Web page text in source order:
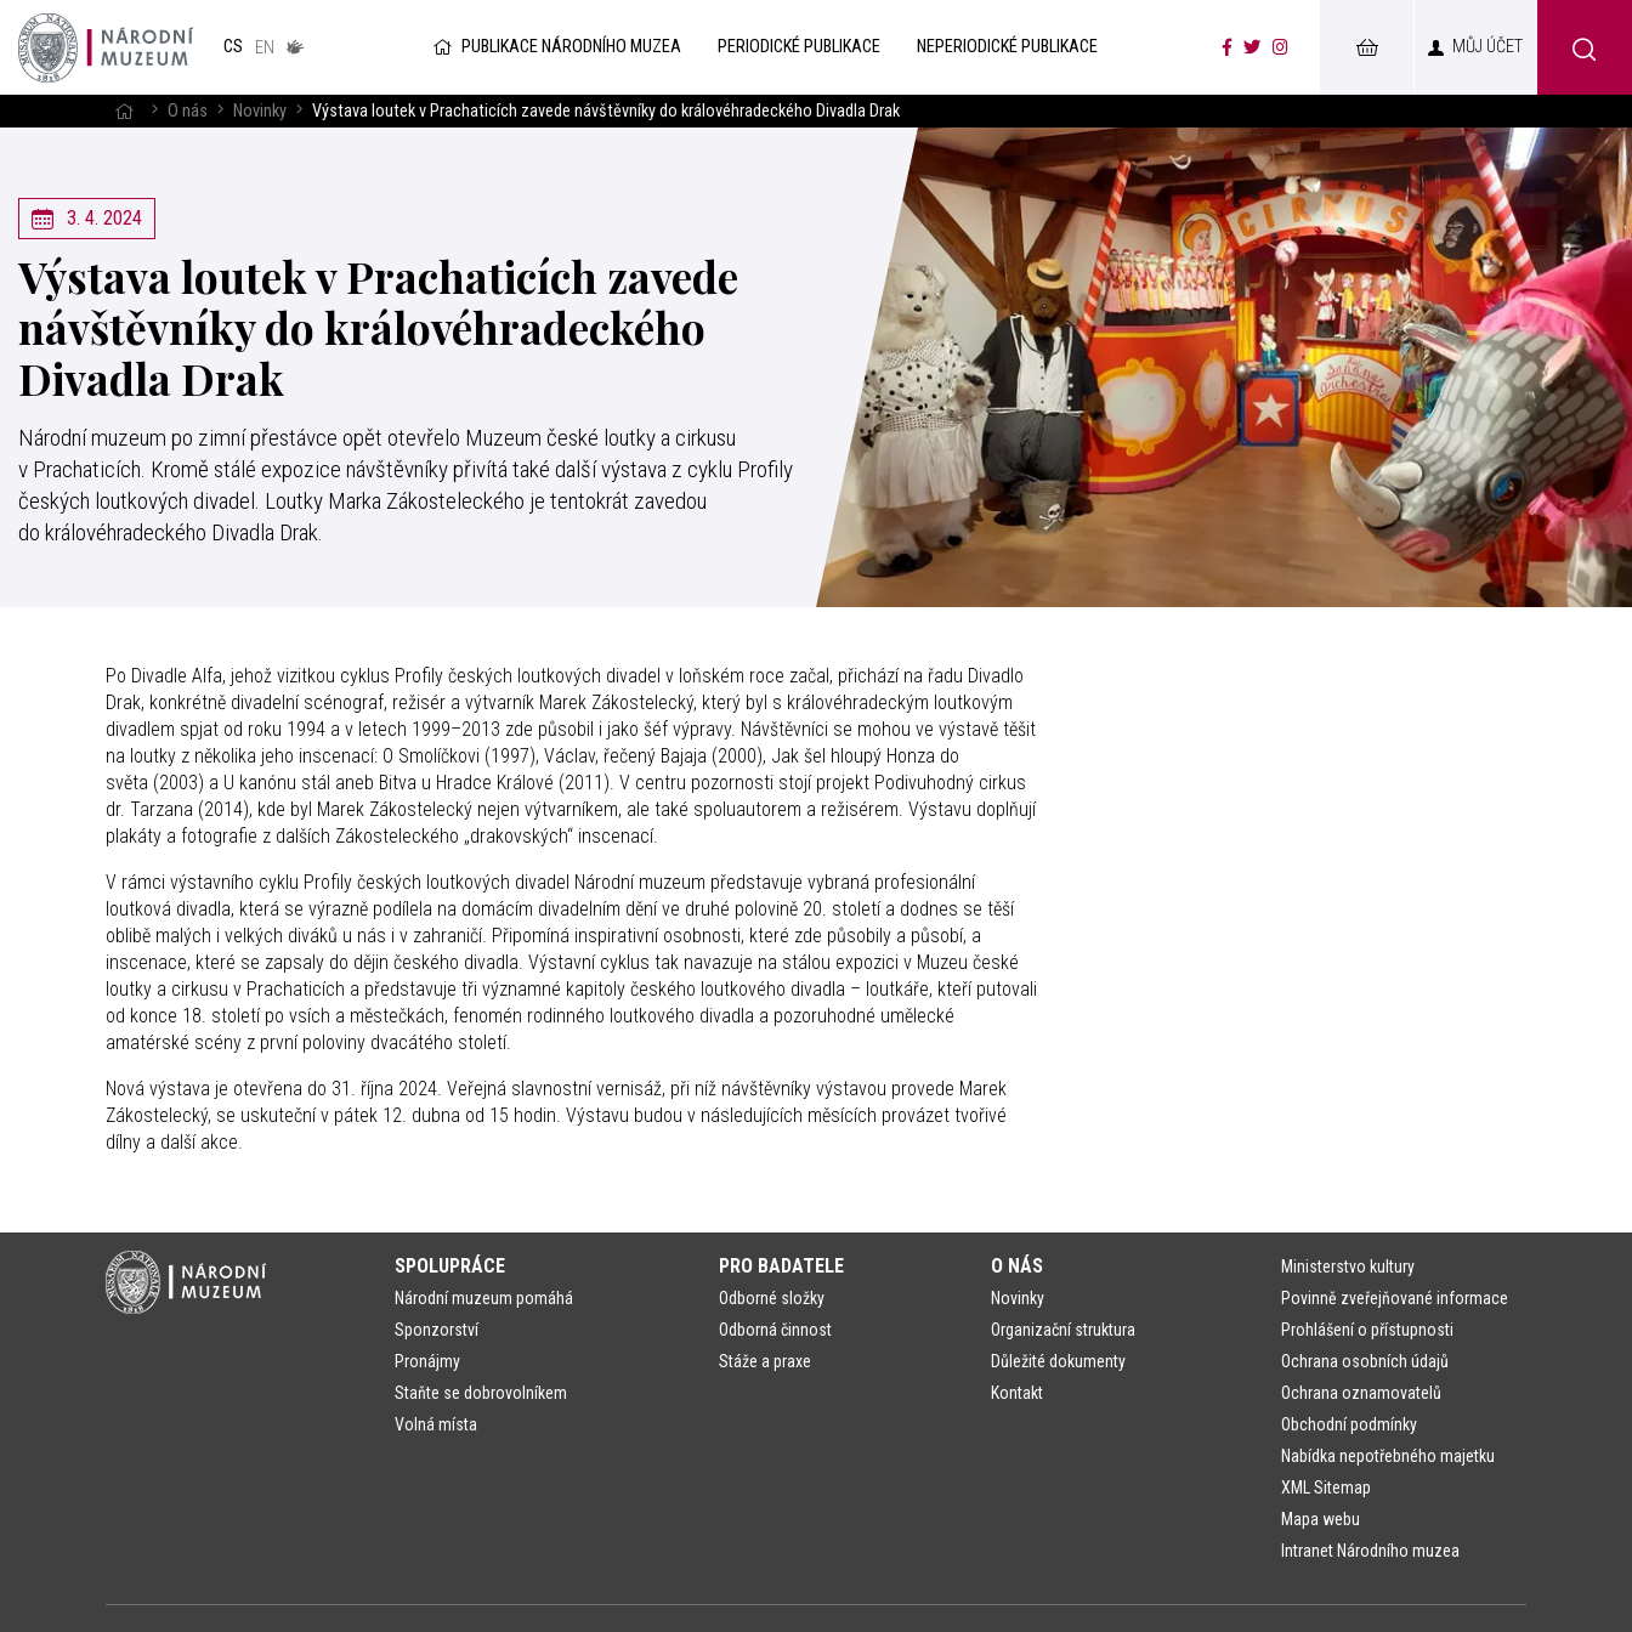
CS EN
v českém
PUBLIKACE NÁRODNÍHO MUZEA PERIODICKÉ PUBLIKACE NEPERIODICKÉ PUBLIKACE MŮJ ÚČET
O nás Novinky Výstava loutek v Prachaticích zavede návštěvníky do královéhradeckého Divadla Drak
3. 4. 2024
Výstava loutek v Prachaticích zavede
návštěvníky do královéhradeckého
Divadla Drak
Národní muzeum po zimní přestávce opět otevřelo Muzeum české loutky a cirkusu
v Prachaticích. Kromě stálé expozice návštěvníky přivítá také další výstava z cyklu Profily
českých loutkových divadel. Loutky Marka Zákosteleckého je tentokrát zavedou
do královéhradeckého Divadla Drak.
Po Divadle Alfa, jehož vizitkou cyklus Profily českých loutkových divadel v loňském roce začal, přichází na řadu Divadlo
Drak, konkrétně divadelní scénograf, režisér a výtvarník Marek Zákostelecký, který byl s královéhradeckým loutkovým
divadlem spjat od roku 1994 a v letech 1999–2013 zde působil i jako šéf výpravy. Návštěvníci se mohou ve výstavě těšit
na loutky z několika jeho inscenací: O Smolíčkovi (1997), Václav, řečený Bajaja (2000), Jak šel hloupý Honza do
světa (2003) a U kanónu stál aneb Bitva u Hradce Králové (2011). V centru pozornosti stojí projekt Podivuhodný cirkus
dr. Tarzana (2014), kde byl Marek Zákostelecký nejen výtvarníkem, ale také spoluautorem a režisérem. Výstavu doplňují
plakáty a fotografie z dalších Zákosteleckého „drakovských“ inscenací.
V rámci výstavního cyklu Profily českých loutkových divadel Národní muzeum představuje vybraná profesionální
loutková divadla, která se výrazně podílela na domácím divadelním dění ve druhé polovině 20. století a dodnes se těší
oblibě malých i velkých diváků u nás i v zahraničí. Připomíná inspirativní osobnosti, které zde působily a působí, a
inscenace, které se zapsaly do dějin českého divadla. Výstavní cyklus tak navazuje na stálou expozici v Muzeu české
loutky a cirkusu v Prachaticích a představuje tři významné kapitoly českého loutkového divadla – loutkáře, kteří putovali
od konce 18. století po vsích a městečkách, fenomén rodinného loutkového divadla a pozoruhodné umělecké
amatérské scény z první poloviny dvacátého století.
Nová výstava je otevřena do 31. října 2024. Veřejná slavnostní vernisáž, při níž návštěvníky výstavou provede Marek
Zákostelecký, se uskuteční v pátek 12. dubna od 15 hodin. Výstavu budou v následujících měsících provázet tvořivé
dílny a další akce.
SPOLUPRÁCE
Národní muzeum pomáhá
Sponzorství
Pronájmy
Staňte se dobrovolníkem
Volná místa
PRO BADATELE
Odborné složky
Odborná činnost
Stáže a praxe
O NÁS
Novinky
Organizační struktura
Důležité dokumenty
Kontakt
Ministerstvo kultury
Povinně zveřejňované informace
Prohlášení o přístupnosti
Ochrana osobních údajů
Ochrana oznamovatelů
Obchodní podmínky
Nabídka nepotřebného majetku
XML Sitemap
Mapa webu
Intranet Národního muzea